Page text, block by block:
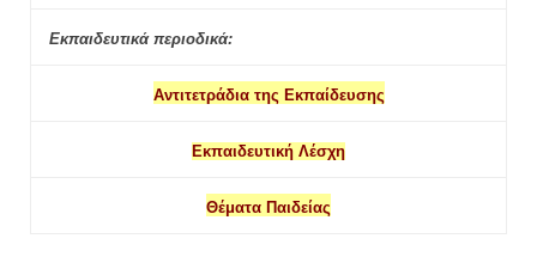
Εκπαιδευτικά περιοδικά:
Αντιτετράδια της Εκπαίδευσης
Εκπαιδευτική Λέσχη
Θέματα Παιδείας